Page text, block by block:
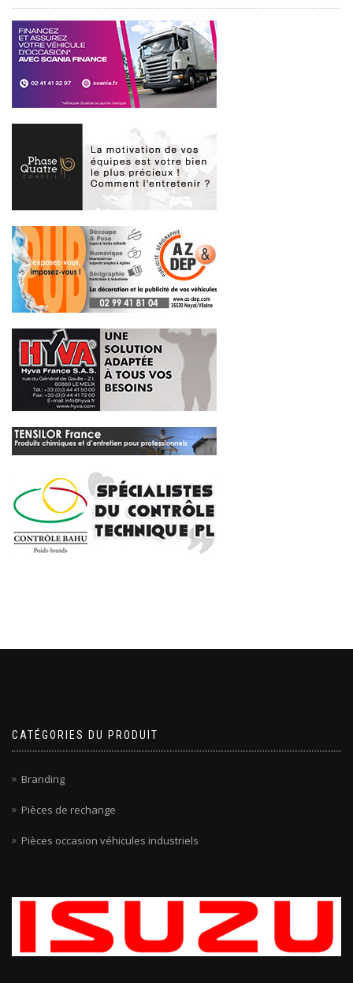
CATÉGORIES DU PRODUIT
Branding
Pièces de rechange
Pièces occasion véhicules industriels